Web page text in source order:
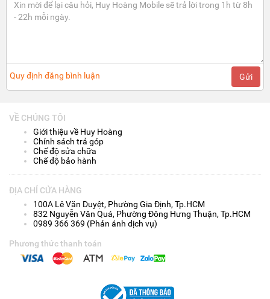
Quy định đăng bình luận Gửi
VỀ CHÚNG TÔI
Giới thiệu về Huy Hoàng
Chính sách trả góp
Chế độ sửa chữa
Chế độ bảo hành
ĐỊA CHỈ CỬA HÀNG
100A Lê Văn Duyệt, Phường Gia Định, Tp.HCM
832 Nguyễn Văn Quá, Phường Đông Hưng Thuận, Tp.HCM
0989 366 369 (Phản ánh dịch vụ)
Phương thức thanh toán